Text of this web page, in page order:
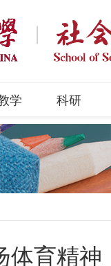
学 科研
体育精